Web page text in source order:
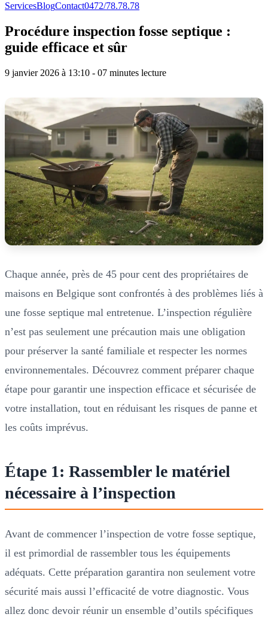
ServicesBlogContact0472/78.78.78
Procédure inspection fosse septique :
guide efficace et sûr
9 janvier 2026 à 13:10 - 07 minutes lecture
Chaque année, près de 45 pour cent des propriétaires de
maisons en Belgique sont confrontés à des problèmes liés à
une fosse septique mal entretenue. L’inspection régulière
n’est pas seulement une précaution mais une obligation
pour préserver la santé familiale et respecter les normes
environnementales. Découvrez comment préparer chaque
étape pour garantir une inspection efficace et sécurisée de
votre installation, tout en réduisant les risques de panne et
les coûts imprévus.
Étape 1: Rassembler le matériel
nécessaire à l’inspection
Avant de commencer l’inspection de votre fosse septique,
il est primordial de rassembler tous les équipements
adéquats. Cette préparation garantira non seulement votre
sécurité mais aussi l’efficacité de votre diagnostic. Vous
allez donc devoir réunir un ensemble d’outils spécifiques